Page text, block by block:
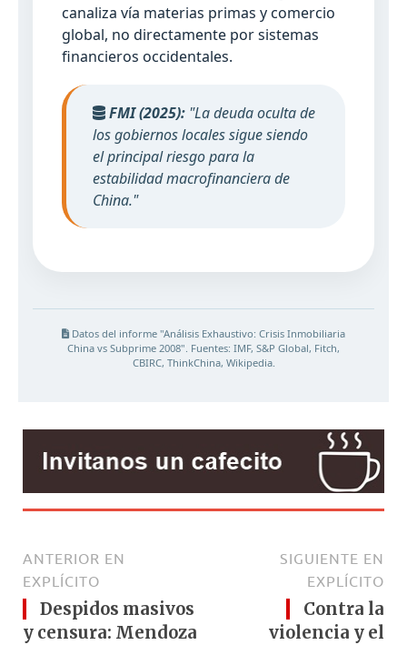
ANTERIOR EN
EXPLÍCITO
Despidos masivos
y censura: Mendoza
SIGUIENTE EN
EXPLÍCITO
Contra la
violencia y el